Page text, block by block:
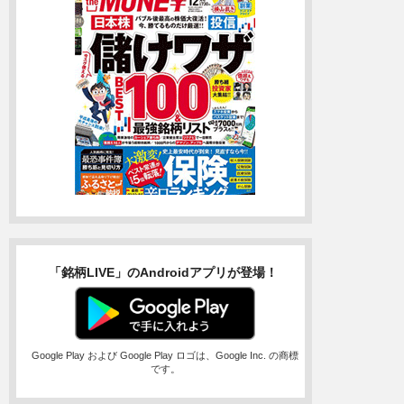
「銘柄LIVE」のAndroidアプリが登場！
Google Play および Google Play ロゴは、Google Inc. の商標
です。